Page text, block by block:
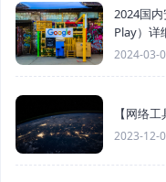
2024国
Play）详
2024-03-
【网络
2023-12-